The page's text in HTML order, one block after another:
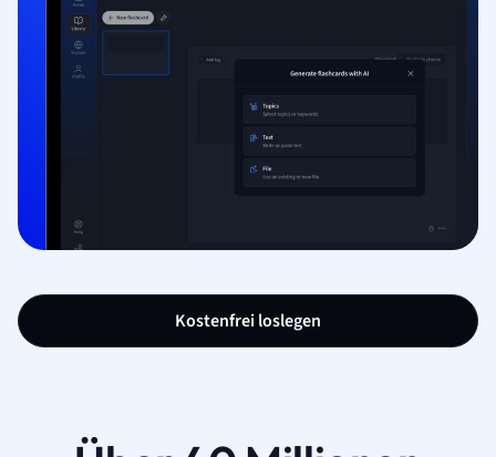
Kostenfrei loslegen